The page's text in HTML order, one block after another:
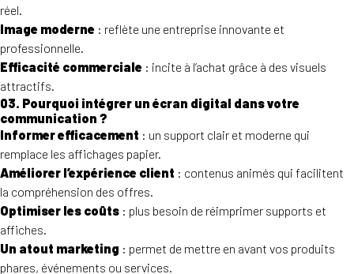
réel.
Image moderne : reflète une entreprise innovante et
professionnelle.
Efficacité commerciale : incite à l’achat grâce à des visuels
attractifs.
03. Pourquoi intégrer un écran digital dans votre
communication ?
Informer efficacement : un support clair et moderne qui
remplace les affichages papier.
Améliorer l’expérience client : contenus animés qui facilitent
la compréhension des offres.
Optimiser les coûts : plus besoin de réimprimer supports et
affiches.
Un atout marketing : permet de mettre en avant vos produits
phares, événements ou services.